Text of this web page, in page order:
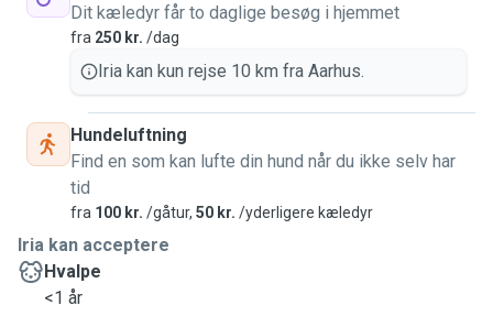
Dit kæledyr får to daglige besøg i hjemmet
fra 250 kr. /dag
Iria kan kun rejse 10 km fra Aarhus.
Hundeluftning
Find en som kan lufte din hund når du ikke selv har
tid
fra 100 kr. /gåtur, 50 kr. /yderligere kæledyr
Iria kan acceptere
Hvalpe
<1 år